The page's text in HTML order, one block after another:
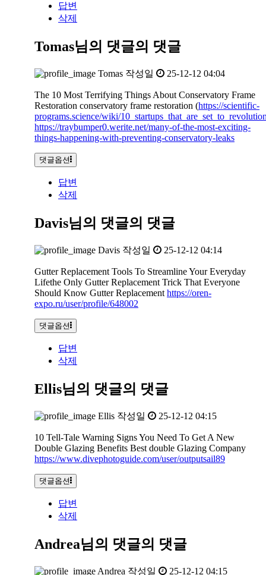
답변
삭제
Tomas님의 댓글의 댓글
Tomas 작성일 25-12-12 04:04
The 10 Most Terrifying Things About Conservatory Frame
Restoration conservatory frame restoration (https://scientific-
programs.science/wiki/
https://traybumper0.werite.net/many-of-the-most-exciting-
things-happening-with-preventing-conservatory-leaks
댓글옵션
답변
삭제
Davis님의 댓글의 댓글
Davis 작성일 25-12-12 04:14
Gutter Replacement Tools To Streamline Your Everyday
Lifethe Only Gutter Replacement Trick That Everyone
Should Know Gutter Replacement https://oren-
expo.ru/user/profile/648002
댓글옵션
답변
삭제
Ellis님의 댓글의 댓글
Ellis 작성일 25-12-12 04:15
10 Tell-Tale Warning Signs You Need To Get A New
Double Glazing Benefits Best double Glazing Company
https://www.divephotoguide.com/user/outputsail89
댓글옵션
답변
삭제
Andrea님의 댓글의 댓글
Andrea 작성일 25-12-12 04:15